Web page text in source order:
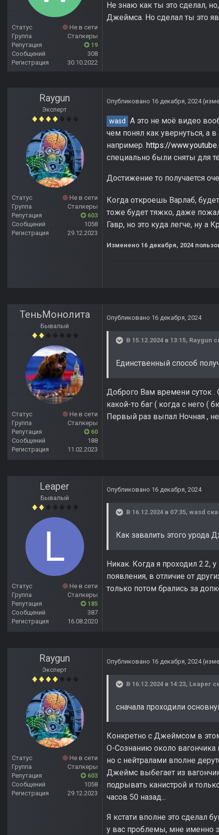
Статус
Не в сети
Группа
Сталкеры
Репутация
19
Сообщений
308
Регистрация
30.10.2022
Не знаю как ты это сделал,
Джеймса. Но сделал ты это
Raygun
Эксперт
Статус
Не в сети
Группа
Сталкеры
Репутация
603
Сообщений
1058
Регистрация
29.12.2023
Опубликовано 16 декабря, 2024
wasd
А это не моё видео
чем понял как увернуться, а
например. https://
специально были сняты для
Достижение то получается
Когда откроешь Варлаб,
тоже будет тяжко, даже
Гавр, но это куда легче, ну
Изменено 16 декабря, 2024
ТеньМонолита
Бывалый
Статус
Не в сети
Группа
Сталкеры
Репутация
60
Сообщений
188
Регистрация
11.02.2023
Опубликовано 16 декабря, 2024
В 15.12.2024 в 13:15, Raygun
Единственный способ
Доброго Вам времени суток .
какой-то баг ( когда с него (
Первый раз выпал Ночная ,
Leaper
Бывалый
Статус
Не в сети
Группа
Сталкеры
Репутация
185
Сообщений
387
Регистрация
16.08.2020
Опубликовано 16 декабря, 2024
В 16.12.2024 в 07:35, wasd
Как завалить этого урода
Никак. Когда я проходил 2.2,
появления, в отличие от
только потом брались за
Raygun
Эксперт
Статус
Не в сети
Группа
Сталкеры
Репутация
603
Сообщений
1058
Регистрация
29.12.2023
Опубликовано 16 декабря, 2024
В 16.12.2024 в 14:23, Leaper
сначала проходили
Конкретно с Джеймсом в
О-Сознанию около вагончика
но с нейтралами вполне
Джеймс выбегает из
подрывать канистрой и
часов 50 назад...
Я кстати вполне это сделал
у вас проблемы, мне именно